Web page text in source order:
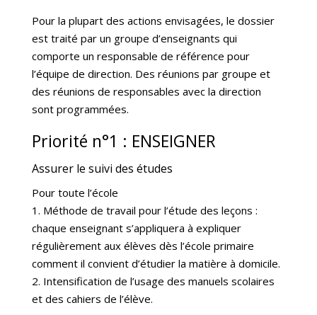
Pour la plupart des actions envisagées, le dossier
est traité par un groupe d’enseignants qui
comporte un responsable de référence pour
l’équipe de direction. Des réunions par groupe et
des réunions de responsables avec la direction
sont programmées.
Priorité n°1 : ENSEIGNER
Assurer le suivi des études
Pour toute l’école
1. Méthode de travail pour l’étude des leçons :
chaque enseignant s’appliquera à expliquer
régulièrement aux élèves dès l’école primaire
comment il convient d’étudier la matière à domicile.
2. Intensification de l’usage des manuels scolaires
et des cahiers de l’élève.